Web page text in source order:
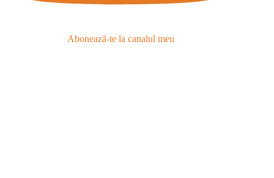
Abonează-te la canalul meu